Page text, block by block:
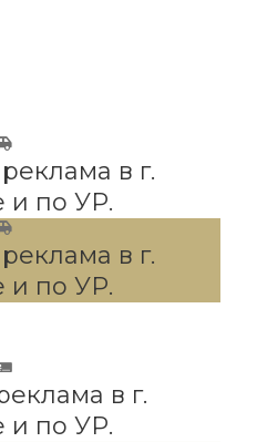
в г.
и по УР.
в г.
и по УР.
в г.
и по УР.